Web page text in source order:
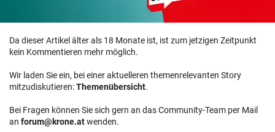
Da dieser Artikel älter als 18 Monate ist, ist zum jetzigen Zeitpunkt
kein Kommentieren mehr möglich.
Wir laden Sie ein, bei einer aktuelleren themenrelevanten Story
mitzudiskutieren:Themenübersicht.
Bei Fragen können Sie sich gern an das Community-Team per Mail
an forum@krone.atwenden.